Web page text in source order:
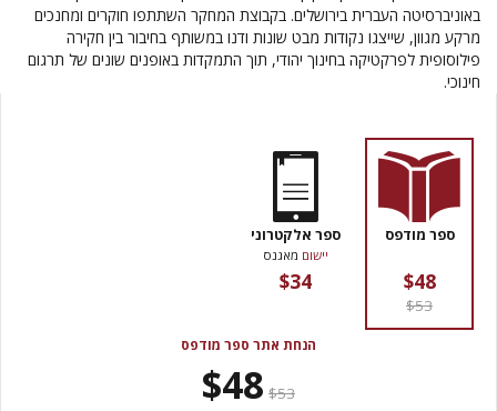
באוניברסיטה העברית בירושלים. בקבוצת המחקר השתתפו חוקרים ומחנכים
מרקע מגוון, שייצגו נקודות מבט שונות ודנו במשותף בחיבור בין חקירה
פילוסופית לפרקטיקה בחינוך יהודי, תוך התמקדות באופנים שונים של תרגום
חינוכי.
ספר מודפס
$48
$53
ספר אלקטרוני
יישום מאגנס
$34
הנחת אתר ספר מודפס
$53
$48